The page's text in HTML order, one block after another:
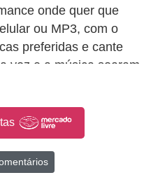
onde quer que
ou MP3, com o
preferidas e cante
voz e a música soaram
fica na base do
em seu bocal.
inclusas).